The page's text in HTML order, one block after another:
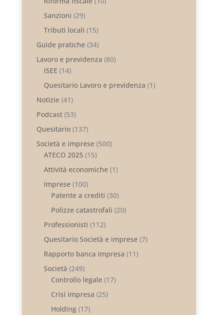
Sanzioni (29)
Tributi locali (15)
Guide pratiche(34)
Lavoro e previdenza (80)
ISEE (14)
Quesitario Lavoro e previdenza (1)
Notizie(41)
Podcast(53)
Quesitario(137)
Società e imprese(500)
ATECO 2025 (15)
Attività economiche(1)
Imprese(100)
Patente a crediti (30)
Polizze catastrofali (20)
Professionisti (112)
Quesitario Società e imprese(7)
Rapporto banca impresa (11)
Società (249)
Controllo legale(17)
Crisi impresa (25)
Holding(17)